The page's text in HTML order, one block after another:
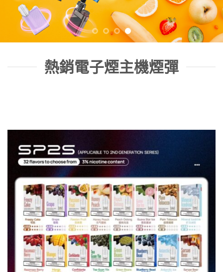
熱銷電子煙主機煙彈